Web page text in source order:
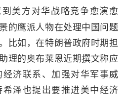
美方对华战略竞争愈演愈
的鹰派人物在处理中国问题
比如，在特朗普政府时期担
理的奥布莱恩近期撰文称应
济联系、加强对华军事威
泽也提出要推进美中经济